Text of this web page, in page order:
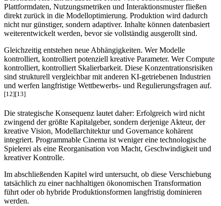
Plattformdaten, Nutzungsmetriken und Interaktionsmuster fließen
direkt zurück in die Modelloptimierung. Produktion wird dadurch
nicht nur günstiger, sondern adaptiver. Inhalte können datenbasiert
weiterentwickelt werden, bevor sie vollständig ausgerollt sind.
Gleichzeitig entstehen neue Abhängigkeiten. Wer Modelle
kontrolliert, kontrolliert potenziell kreative Parameter. Wer Compute
kontrolliert, kontrolliert Skalierbarkeit. Diese Konzentrationsrisiken
sind strukturell vergleichbar mit anderen KI-getriebenen Industrien
und werfen langfristige Wettbewerbs- und Regulierungsfragen auf.
[12][13]
Die strategische Konsequenz lautet daher: Erfolgreich wird nicht
zwingend der größte Kapitalgeber, sondern derjenige Akteur, der
kreative Vision, Modellarchitektur und Governance kohärent
integriert. Programmable Cinema ist weniger eine technologische
Spielerei als eine Reorganisation von Macht, Geschwindigkeit und
kreativer Kontrolle.
Im abschließenden Kapitel wird untersucht, ob diese Verschiebung
tatsächlich zu einer nachhaltigen ökonomischen Transformation
führt oder ob hybride Produktionsformen langfristig dominieren
werden.